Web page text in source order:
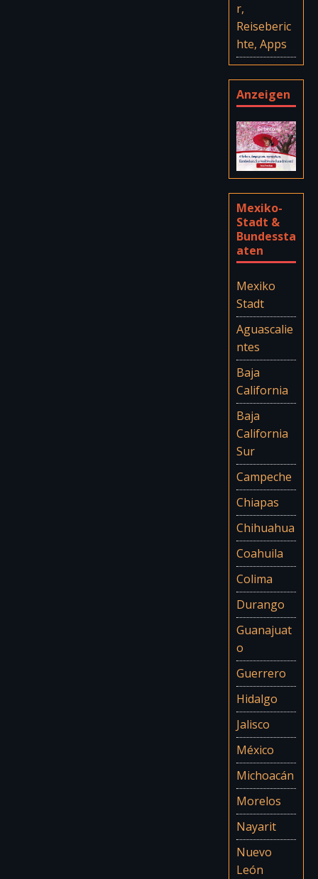
r,
Reiseberic
hte, Apps
Anzeigen
Mexiko-
Stadt &
Bundessta
aten
Mexiko
Stadt
Aguascalie
ntes
Baja
California
Baja
California
Sur
Campeche
Chiapas
Chihuahua
Coahuila
Colima
Durango
Guanajuat
o
Guerrero
Hidalgo
Jalisco
México
Michoacán
Morelos
Nayarit
Nuevo
León